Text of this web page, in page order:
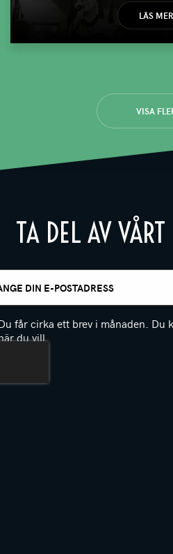
LÄS MER
VISA
TA DEL AV
får cirka ett brev i månaden. Du
du vill.